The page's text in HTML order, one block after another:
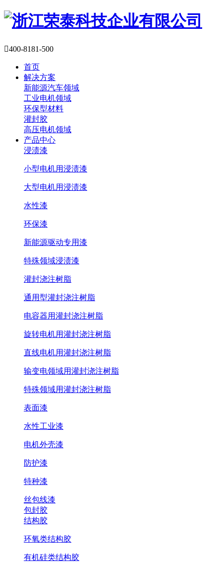
400-8181-500
首页
解决方案
新能源汽车领域
工业电机领域
环保型材料
灌封胶
高压电机领域
产品中心
浸渍漆
小型电机用浸渍漆
大型电机用浸渍漆
水性漆
环保漆
新能源驱动专用漆
特殊领域浸渍漆
灌封浇注树脂
通用型灌封浇注树脂
电容器用灌封浇注树脂
旋转电机用灌封浇注树脂
直线电机用灌封浇注树脂
输变电领域用灌封浇注树脂
特殊领域用灌封浇注树脂
表面漆
水性工业漆
电机外壳漆
防护漆
特种漆
丝包线漆
包封胶
结构胶
环氧类结构胶
有机硅类结构胶